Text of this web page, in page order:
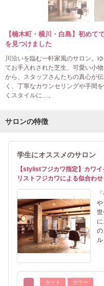
【楠木町・横川・白島】初め
を見つけました
川沿いを臨む一軒家風のサロン。
てお手入れされた芝生、可愛い小
から、スタッフさんたちの真心が
く、丁寧なカウンセリングや手間
くスタイルに…。
サロンの特徴
学生にオススメのサロン
【stylistフジカワ指定】カワ
リストフジカワによる似合わせ
世
の
カット カラー